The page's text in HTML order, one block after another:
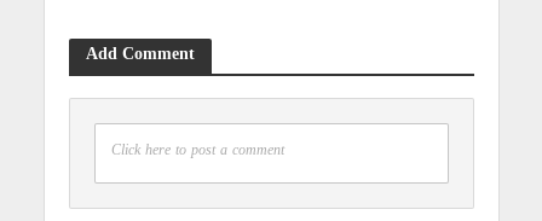
Add Comment
Click here to post a comment